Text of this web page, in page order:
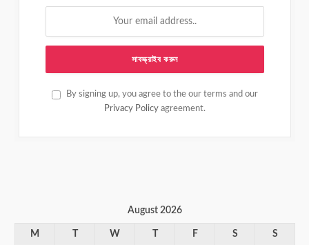
By signing up, you agree to the our terms and our
Privacy Policy agreement.
August 2026
M W F S S